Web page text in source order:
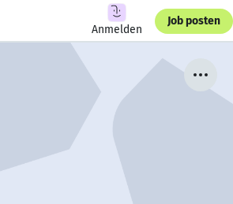
Anmelden
Job posten